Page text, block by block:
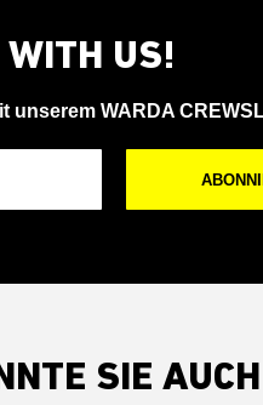
WITH US!
unserem WARDA
SIE AUCH